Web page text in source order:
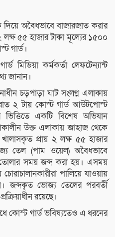
দিয়ে অবৈধভাবে বাজারজাত করার
লক্ষ ৫৫ হাজার টাকা মূল্যের ১৫০০
গার্ড।
মিডিয়া কর্মকর্তা লেফটেন্যান্ট
জানান।
চড়পাড়া ঘাট সংলগ্ন এলাকায়
২ টায় কোস্ট গার্ড আউটপোস্ট
একটি বিশেষ অভিযান
উক্ত এলাকায় জাহাজ থেকে
প্রায় ২ লক্ষ ৫৫ হাজার
তেল (পাম ওয়েল) অবৈধভাবে
তোলার সময় জব্দ করা হয়। এসময়
পালিয়ে যাওয়ায়
জব্দকৃত ভোজ্য তেলের পরবর্তী
রয়েছে।
কোস্ট গার্ড ভবিষ্যতেও এ ধরনের